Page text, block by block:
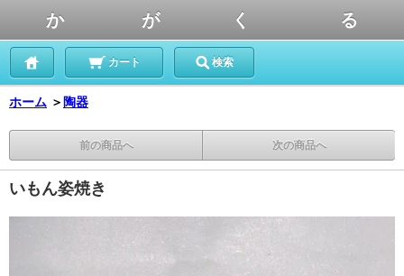
か が く る
カート 検索
ホーム ＞ 陶器
前の商品へ 次の商品へ
いもん姿焼き